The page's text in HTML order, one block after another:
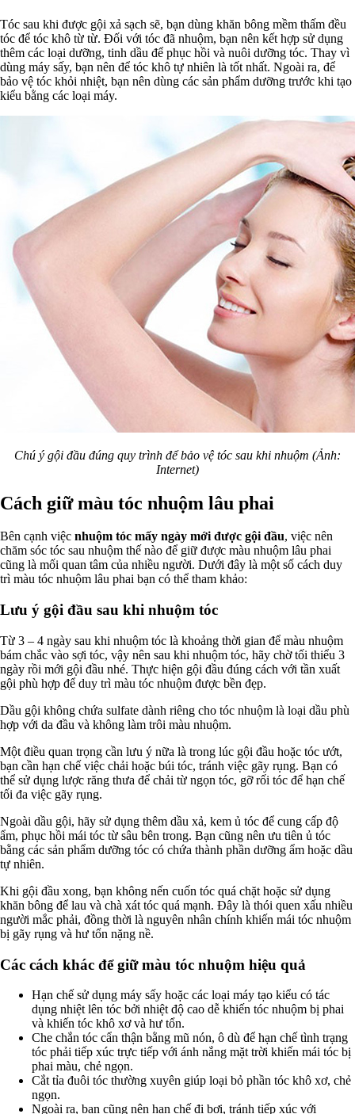
Tóc sau khi được gội xả sạch sẽ, bạn dùng khăn bông mềm thấm đều
tóc để tóc khô từ từ. Đối với tóc đã nhuộm, bạn nên kết hợp sử dụng
thêm các loại dưỡng, tinh dầu để phục hồi và nuôi dưỡng tóc. Thay vì
dùng máy sấy, bạn nên để tóc khô tự nhiên là tốt nhất. Ngoài ra, để
bảo vệ tóc khỏi nhiệt, bạn nên dùng các sản phẩm dưỡng trước khi tạo
kiểu bằng các loại máy.
Chú ý gội đầu đúng quy trình để bảo vệ tóc sau khi nhuộm (Ảnh:
Internet)
Cách giữ màu tóc nhuộm lâu phai
Bên cạnh việc nhuộm tóc mấy ngày mới được gội đầu, việc nên
chăm sóc tóc sau nhuộm thế nào để giữ được màu nhuộm lâu phai
cũng là mối quan tâm của nhiều người. Dưới đây là một số cách duy
trì màu tóc nhuộm lâu phai bạn có thể tham khảo:
Lưu ý gội đầu sau khi nhuộm tóc
Từ 3 – 4 ngày sau khi nhuộm tóc là khoảng thời gian để màu nhuộm
bám chắc vào sợi tóc, vậy nên sau khi nhuộm tóc, hãy chờ tối thiểu 3
ngày rồi mới gội đầu nhé. Thực hiện gội đầu đúng cách với tần xuất
gội phù hợp để duy trì màu tóc nhuộm được bền đẹp.
Dầu gội không chứa sulfate dành riêng cho tóc nhuộm là loại dầu phù
hợp với da đầu và không làm trôi màu nhuộm.
Một điều quan trọng cần lưu ý nữa là trong lúc gội đầu hoặc tóc ướt,
bạn cần hạn chế việc chải hoặc búi tóc, tránh việc gãy rụng. Bạn có
thể sử dụng lược răng thưa để chải từ ngọn tóc, gỡ rối tóc để hạn chế
tối đa việc gãy rụng.
Ngoài dầu gội, hãy sử dụng thêm dầu xả, kem ủ tóc để cung cấp độ
ẩm, phục hồi mái tóc từ sâu bên trong. Bạn cũng nên ưu tiên ủ tóc
bằng các sản phẩm dưỡng tóc có chứa thành phần dưỡng ẩm hoặc dầu
tự nhiên.
Khi gội đầu xong, bạn không nến cuốn tóc quá chặt hoặc sử dụng
khăn bông để lau và chà xát tóc quá mạnh. Đây là thói quen xấu nhiều
người mắc phải, đồng thời là nguyên nhân chính khiến mái tóc nhuộm
bị gãy rụng và hư tổn nặng nề.
Các cách khác để giữ màu tóc nhuộm hiệu quả
Hạn chế sử dụng máy sấy hoặc các loại máy tạo kiểu có tác
dụng nhiệt lên tóc bởi nhiệt độ cao dễ khiến tóc nhuộm bị phai
và khiến tóc khô xơ và hư tổn.
Che chắn tóc cẩn thận bằng mũ nón, ô dù để hạn chế tình trạng
tóc phải tiếp xúc trực tiếp với ánh nắng mặt trời khiến mái tóc bị
phai màu, chẻ ngọn.
Cắt tỉa đuôi tóc thường xuyên giúp loại bỏ phần tóc khô xơ, chẻ
ngọn.
Ngoài ra, bạn cũng nên hạn chế đi bơi, tránh tiếp xúc với